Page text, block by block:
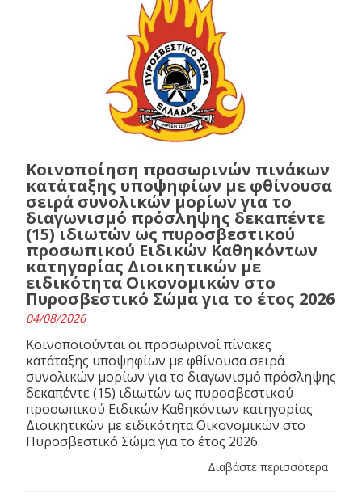
Κοινοποίηση προσωρινών πινάκων
κατάταξης υποψηφίων με φθίνουσα
σειρά συνολικών μορίων για το
διαγωνισμό πρόσληψης δεκαπέντε
(15) ιδιωτών ως πυροσβεστικού
προσωπικού Ειδικών Καθηκόντων
κατηγορίας Διοικητικών με
ειδικότητα Οικονομικών στο
Πυροσβεστικό Σώμα για το έτος 2026
04/08/2026
Κοινοποιούνται οι προσωρινοί πίνακες
κατάταξης υποψηφίων με φθίνουσα σειρά
συνολικών μορίων για το διαγωνισμό πρόσληψης
δεκαπέντε (15) ιδιωτών ως πυροσβεστικού
προσωπικού Ειδικών Καθηκόντων κατηγορίας
Διοικητικών με ειδικότητα Οικονομικών στο
Πυροσβεστικό Σώμα για το έτος 2026.
Διαβάστε περισσότερα